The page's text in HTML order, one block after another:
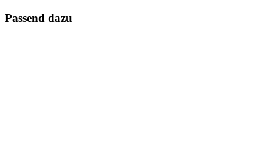
Passend dazu